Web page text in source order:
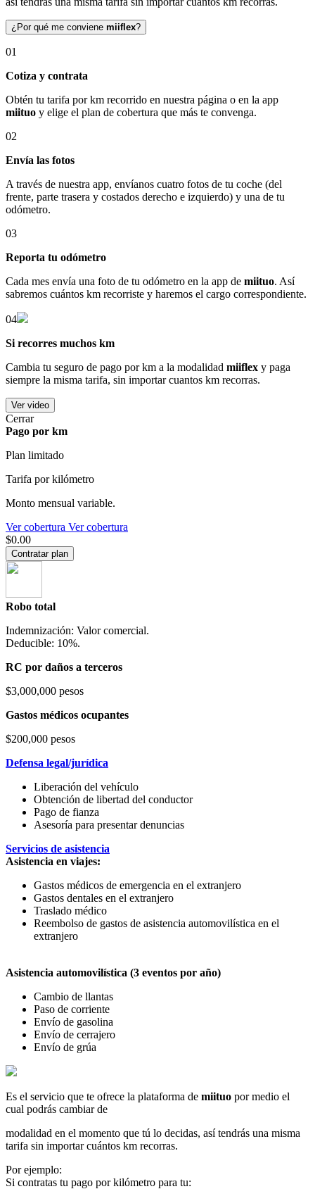
¿Por qué me conviene miiflex?
01
Cotiza y contrata
Obtén tu tarifa por km recorrido en nuestra página o en la app
miituo y elige el plan de cobertura que más te convenga.
02
Envía las fotos
A través de nuestra app, envíanos cuatro fotos de tu coche (del
frente, parte trasera y costados derecho e izquierdo) y una de tu
odómetro.
03
Reporta tu odómetro
Cada mes envía una foto de tu odómetro en la app de miituo. Así
sabremos cuántos km recorriste y haremos el cargo correspondiente.
04
Si recorres muchos km
Cambia tu seguro de pago por km a la modalidad miiflex y paga
siempre la misma tarifa, sin importar cuantos km recorras.
Ver video
Cerrar
Pago por km
Plan limitado
Tarifa por kilómetro
Monto mensual variable.
Ver cobertura Ver cobertura
$0.00
Contratar plan
Robo total
Indemnización: Valor comercial.
Deducible: 10%.
RC por daños a terceros
$3,000,000 pesos
Gastos médicos ocupantes
$200,000 pesos
Defensa legal/jurídica
Liberación del vehículo
Obtención de libertad del conductor
Pago de fianza
Asesoría para presentar denuncias
Servicios de asistencia
Asistencia en viajes:
Gastos médicos de emergencia en el extranjero
Gastos dentales en el extranjero
Traslado médico
Reembolso de gastos de asistencia automovilística en el
extranjero
Asistencia automovilística (3 eventos por año)
Cambio de llantas
Paso de corriente
Envío de gasolina
Envío de cerrajero
Envío de grúa
Es el servicio que te ofrece la plataforma de miituo por medio el
cual podrás cambiar de
modalidad en el momento que tú lo decidas, así tendrás una misma
tarifa sin importar cuántos km recorras.
Por ejemplo:
Si contratas tu pago por kilómetro para tu: